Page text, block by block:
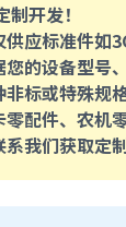
制开发！
供应标准件如
的设备型号
非标或特殊规
零配件、农机
我们获取定